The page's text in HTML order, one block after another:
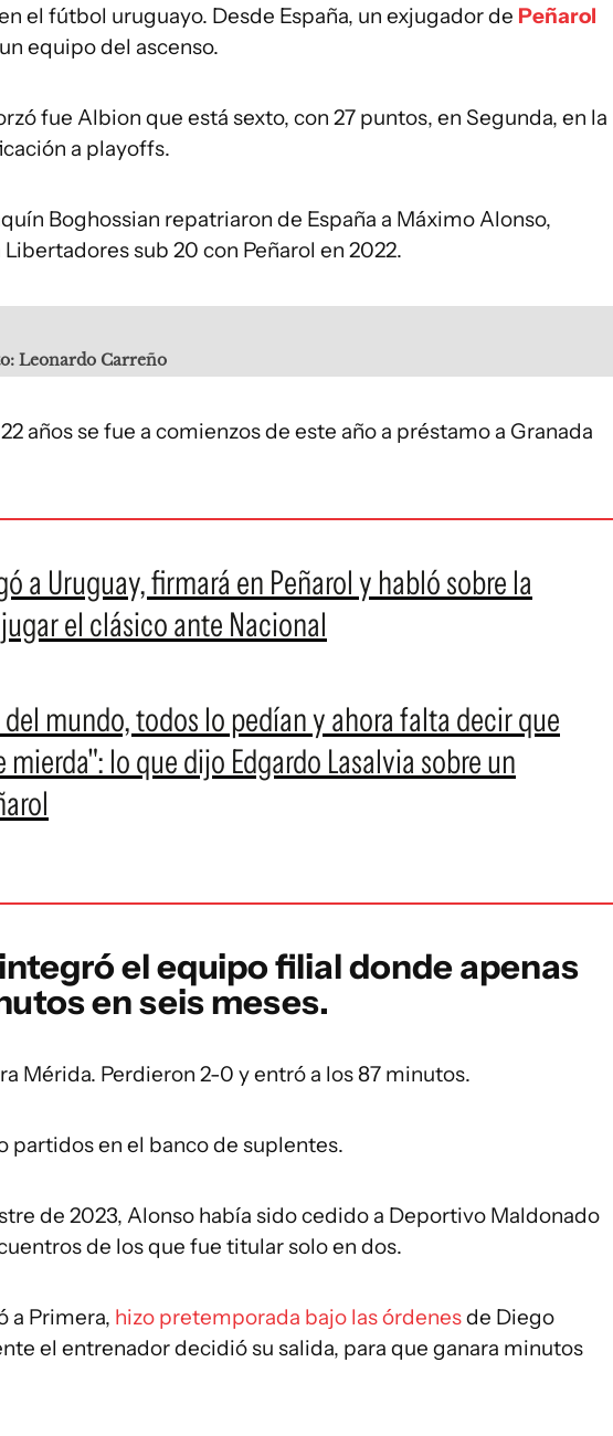
el fútbol uruguayo. Desde España, un exjugador de Peñarol
equipo del ascenso.
fue Albion que está sexto, con 27 puntos, en Segunda, en la
a playoffs.
Boghossian repatriaron de España a Máximo Alonso,
sub 20 con Peñarol en 2022.
Leonardo Carreño
años se fue a comienzos de este año a préstamo a Granada
a Uruguay, firmará en Peñarol y habló sobre la
el clásico ante Nacional
mundo, todos lo pedían y ahora falta decir que
mierda": lo que dijo Edgardo Lasalvia sobre un
el equipo filial donde apenas
en seis meses.
Mérida. Perdieron 2-0 y entró a los 87 minutos.
partidos en el banco de suplentes.
de 2023, Alonso había sido cedido a Deportivo Maldonado
de los que fue titular solo en dos.
a Primera, hizo pretemporada bajo las órdenesde Diego
el entrenador decidió su salida, para que ganara minutos